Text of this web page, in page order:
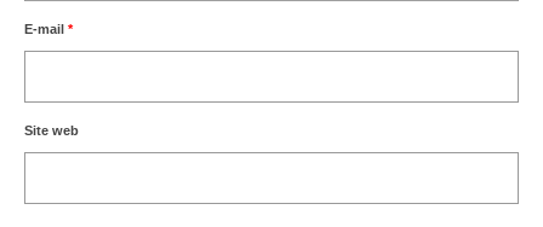
E-mail *
Site web